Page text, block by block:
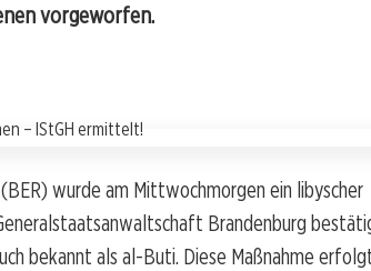
vorgeworfen.
wurde am Mittwochmorgen ein libyscher
Brandenburg
bekannt als al-Buti. Diese Maßnahme